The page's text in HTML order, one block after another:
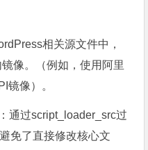
相关源文件中，
像。（例如，使用阿里
镜像）。
通过script_loader_src过
免了直接修改核心文